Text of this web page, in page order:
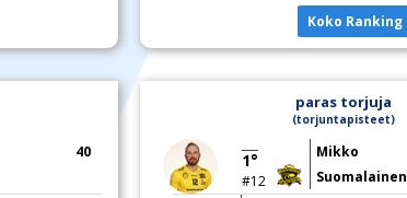
Koko Ranking
40
paras torjuja
(torjuntapisteet)
1°
#12
Mikko
Suomalainen